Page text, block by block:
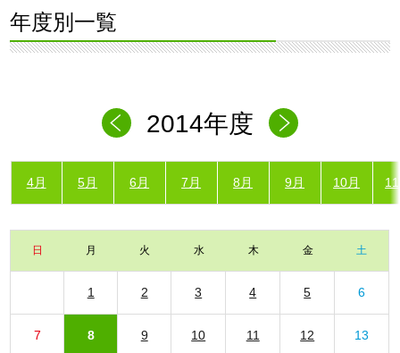
年度別一覧
2014年度
4月 5月 6月 7月 8月 9月 10月
日 月 火 水 木 金 土
1 2 3 4 5 6
7 8 9 10 11 12 13